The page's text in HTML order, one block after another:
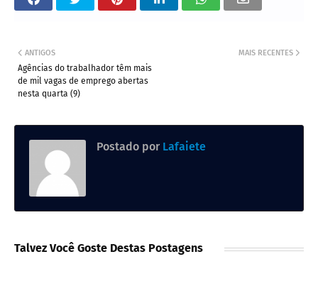
MAIS RECENTES
ANTIGOS
Agências do trabalhador têm mais
de mil vagas de emprego abertas
nesta quarta (9)
Postado por Lafaiete
Talvez Você Goste Destas Postagens